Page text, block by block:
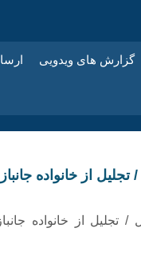
گزارش های ویدویی
از خانواده
تجلیل از خانواده